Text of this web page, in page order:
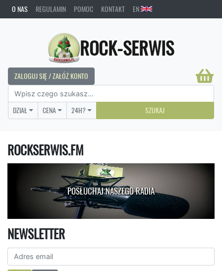
O NAS REGULAMIN POMOC KONTAKT EN
ROCK-SERWIS
ZALOGUJ SIĘ / ZAŁÓŻ KONTO
DZIAŁ CENA 24H? SZUKAJ
ROCKSERWIS.FM
POSŁUCHAJ NASZEGO RADIA
NEWSLETTER